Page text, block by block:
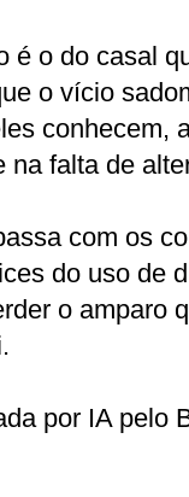
é o do casal
o vício
conhecem,
falta de
com os
do uso de
o amparo
por IA pelo